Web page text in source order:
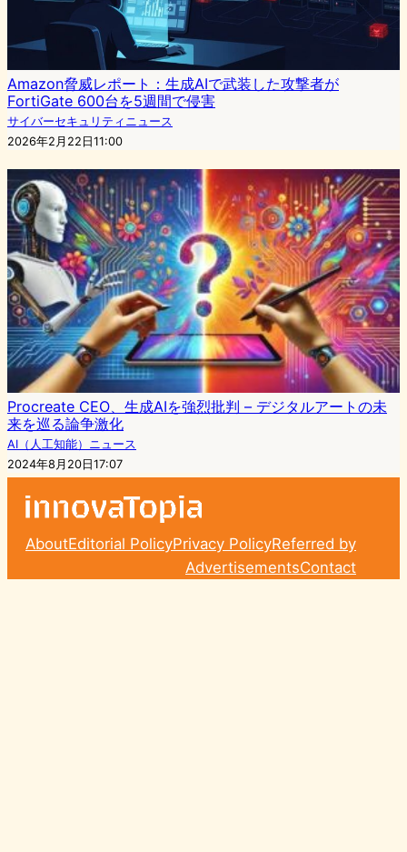
Amazon脅威レポート：生成AIで武装した攻撃者が
FortiGate 600台を5週間で侵害
サイバーセキュリティニュース
2026年2月22日11:00
Procreate CEO、生成AIを強烈批判 – デジタルアートの未
来を巡る論争激化
AI（人工知能）ニュース
2024年8月20日17:07
AboutEditorial PolicyPrivacy PolicyReferred by
AdvertisementsContact